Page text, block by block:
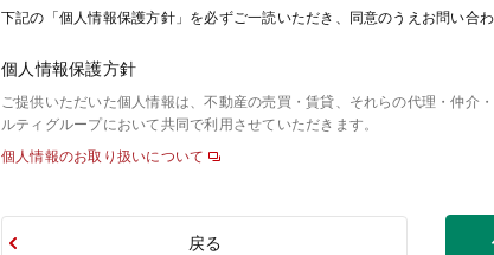
下記の「個人情報保護方針」を必ずご一読いただき、同意のうえお問い合わ
個人情報保護方針
ご提供いただいた個人情報は、不動産の売買・賃貸、それらの代理・仲介
ルティグループにおいて共同で利用させていただきます。
個人情報のお取り扱いについて
戻る